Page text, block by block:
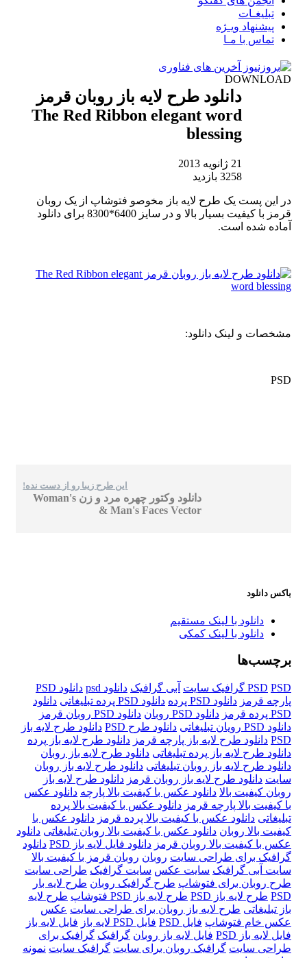
تبلیغـات
پیشنهاد ویـژه
تماس با مـا
DOWNLOAD
دانلود طرح لایه باز روبان قرمز
The Red Ribbon elegant word
blessing
21 ژانویه 2013
3258 بازدید
در این پست یک طرح لایه باز مخوصو فتوشاپ از یک روبان
قرمز با کیفیت بسیار بالا و در سایز 6400*8300 برای دانلود
آماده شده است.
مشخصات و لینک دانلود:
PSD
این طرح زیبا رو از دست نده!
دانلود وکتور چهره مرد و زن Woman's
& Man's Faces Vector
باکس دانلود
دانلود با لینک مستقیم
دانلود با لینک کمکی
برچسب‌ها
PSD PSD گرافیک سایت آبی گرافیک دانلود psd
دانلود PSD
پارچه قرمز دانلود PSD پرده دانلود PSD پرده تبلیغاتی
دانلود
PSD پرده قرمز
دانلود PSD روبان
دانلود PSD روبان قرمز
دانلود PSD رویان تبلیغاتی
دانلود طرح PSD
دانلود طرح لایه باز
PSD دانلود طرح لایه باز پارچه قرمز دانلود طرح لایه باز پرده
دانلود طرح لایه باز پرده تبلیغاتی دانلود طرح لایه باز روبان
دانلود طرح لایه باز روبان تبلیغاتی دانلود طرح لایه باز روبان
سایت دانلود طرح لایه باز روبان قرمز دانلود طرح لایه باز
روبان کیفیت بالا دانلود عکس با کیفیت بالا پارچه دانلود عکس
با کیفیت بالا پارچه قرمز دانلود عکس با کیفیت بالا پرده
تبلیغاتی دانلود عکس با کیفیت بالا پرده قرمز دانلود عکس با
کیفیت بالا روبان دانلود عکس با کیفیت بالا روبان تبلیغاتی دانلود
عکس با کیفیت بالا روبان قرمز دانلود فایل لایه باز PSD
دانلود
گرافیک برای طراحی سایت روبان روبان قرمز با کیفیت بالا
سایت آبی گرافیک سایت عکس سایت گرافیک طراحی سایت
طرح روبان برای فتوشاپ طرح گرافیک روبان طرح لایه بار
PSD طرح لایه باز PSD طرح لایه باز PSD فتوشاپ
طرح لایه
باز تبلیغاتی طرح لایه باز روبان برای طراحی سایت عکس
عکس خام فتوشاپ فایل PSD فایل PSD لایه باز
فایل لایه باز
فایل لایه باز PSD
فایل لایه باز روبان گرافیک گرافیک برای
طراحی سایت گرافیک روبان برای سایت گرافیک سایت نمونه